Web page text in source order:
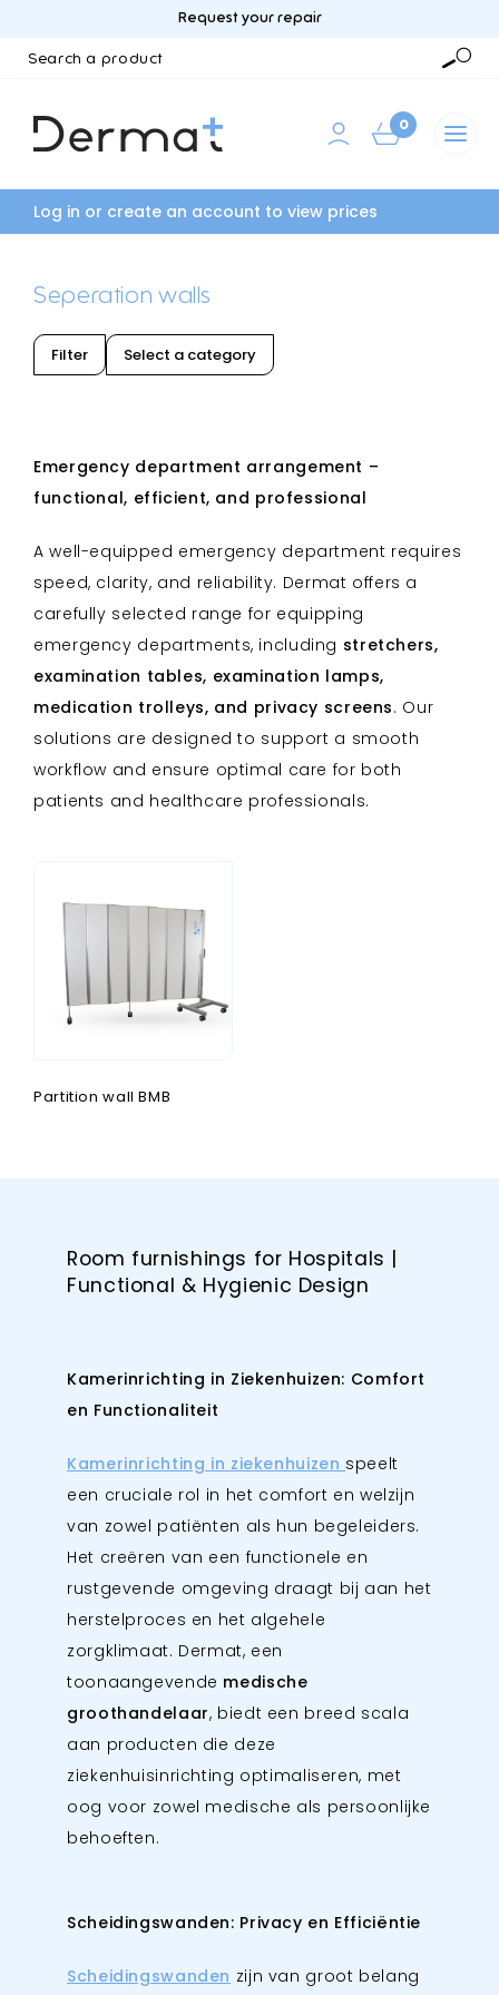
Request your repair
0
Log in or create an account to view prices
Seperation walls
Filter Select a category
Emergency department arrangement –
functional, efficient, and professional
A well-equipped emergency department requires
speed, clarity, and reliability. Dermat offers a
carefully selected range for equipping
emergency departments, including stretchers,
examination tables, examination lamps,
medication trolleys, and privacy screens. Our
solutions are designed to support a smooth
workflow and ensure optimal care for both
patients and healthcare professionals.
Partition wall BMB
Room furnishings for Hospitals |
Functional & Hygienic Design
Kamerinrichting in Ziekenhuizen: Comfort
en Functionaliteit
Kamerinrichting in ziekenhuizen speelt
een cruciale rol in het comfort en welzijn
van zowel patiënten als hun begeleiders.
Het creëren van een functionele en
rustgevende omgeving draagt bij aan het
herstelproces en het algehele
zorgklimaat. Dermat, een
toonaangevende medische
groothandelaar, biedt een breed scala
aan producten die deze
ziekenhuisinrichting optimaliseren, met
oog voor zowel medische als persoonlijke
behoeften.
Scheidingswanden: Privacy en Efficiëntie
Scheidingswanden zijn van groot belang